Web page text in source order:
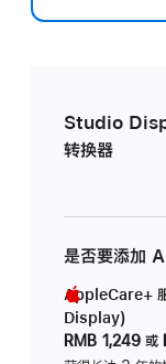
Studio
转换器
是否要添加
AppleCare+
Display)
RMB 1,249 或